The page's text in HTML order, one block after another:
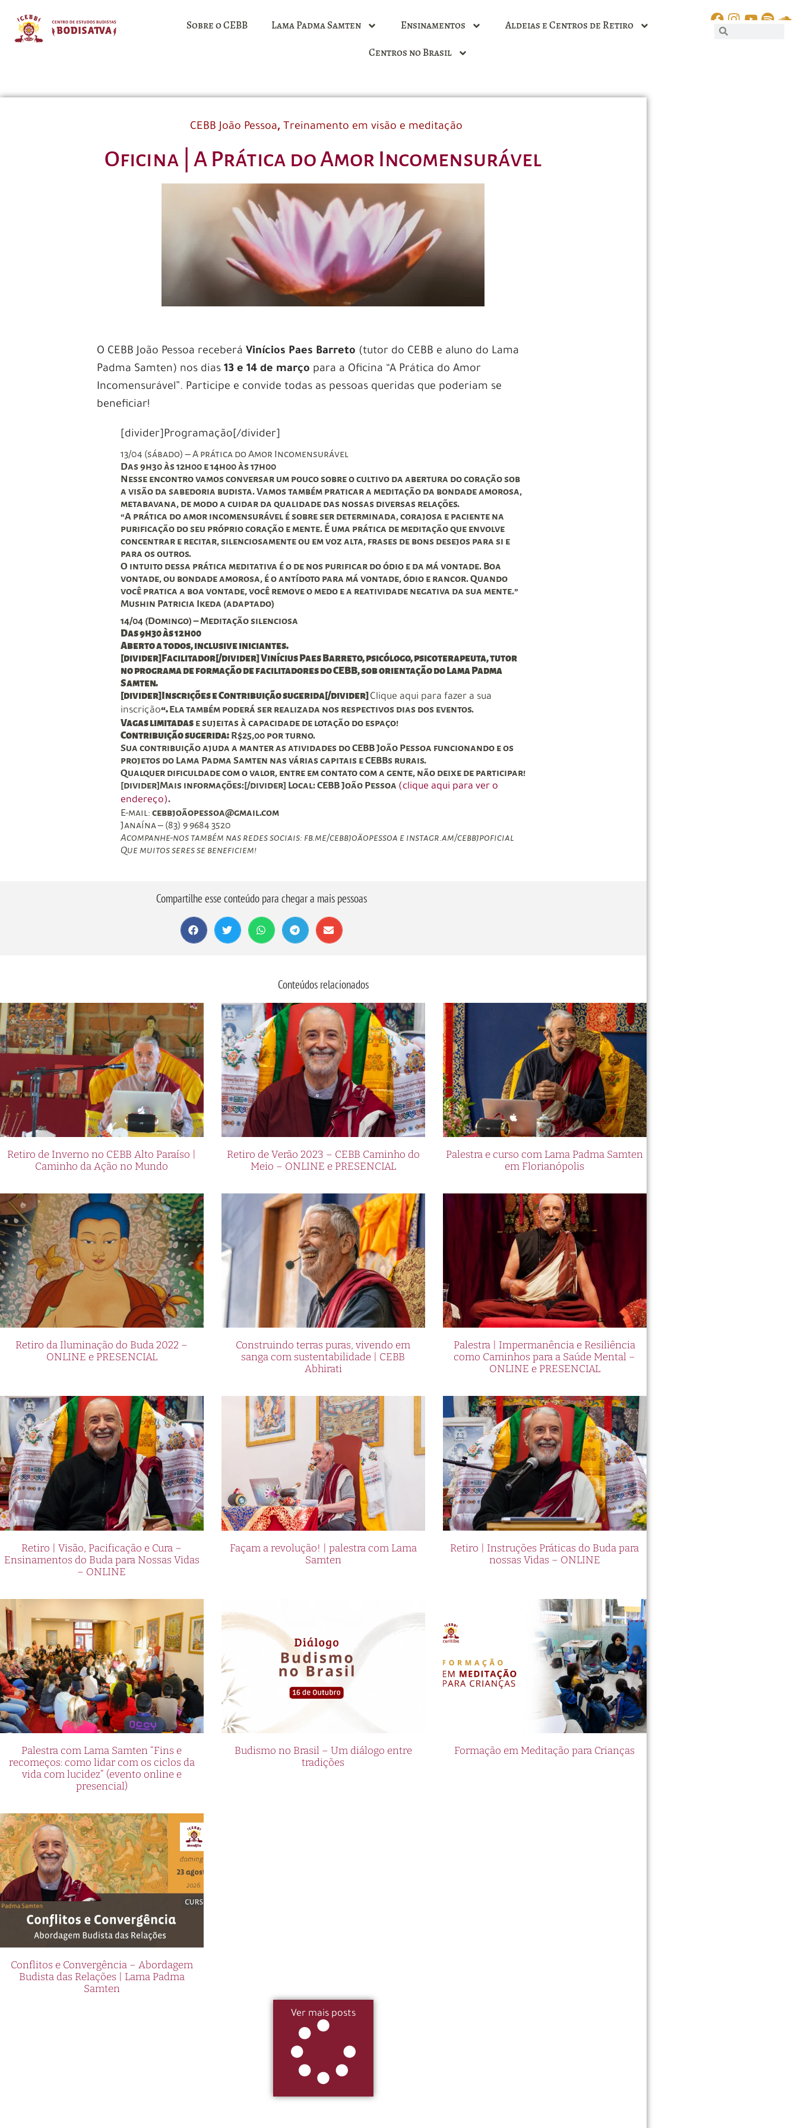
Sobre o CEBB Lama Padma Samten Ensinamentos
Aldeias e Centros de Retiro
Centros no Brasil
CEBB João Pessoa, Treinamento em visão e meditação
Oficina | A Prática do Amor Incomensurável
O CEBB João Pessoa receberáVinícios Paes Barreto (tutor do CEBB e aluno do Lama
Padma Samten) nos dias13 e 14 de março para a Oficina “A Prática do Amor
Incomensurável”. Participe e convide todas as pessoas queridas que poderiam se
beneficiar!
[divider]Programação[/divider]
13/04 (sábado) – A prática do Amor Incomensurável
Das 9h30 às 12h00 e 14h00 às 17h00
Nesse encontro vamos conversar um pouco sobre o cultivo da abertura do coração sob
a visão da sabedoria budista. Vamos também praticar a meditação da bondade amorosa,
metabavana, de modo a cuidar da qualidade das nossas diversas relações.
“A prática do amor incomensurável é sobre ser determinada, corajosa e paciente na
purificação do seu próprio coração e mente. É uma prática de meditação que envolve
concentrar e recitar, silenciosamente ou em voz alta, frases de bons desejos para si e
para os outros.
O intuito dessa prática meditativa é o de nos purificar do ódio e da má vontade. Boa
vontade, ou bondade amorosa, é o antídoto para má vontade, ódio e rancor. Quando
você pratica a boa vontade, você remove o medo e a reatividade negativa da sua mente.”
Mushin Patricia Ikeda (adaptado)
14/04 (Domingo) – Meditação silenciosa
Das 9h30 às 12h00
Aberto a todos, inclusive iniciantes.
[divider]Facilitador[/divider] Vinícius Paes Barreto, psicólogo, psicoterapeuta, tutor
no programa de formação de facilitadores do CEBB, sob orientação do Lama Padma
Samten.
[divider]Inscrições e Contribuição sugerida[/divider]Clique aqui para fazer a sua
inscrição“.Elatambém poderá ser realizada nos respectivos dias dos eventos.
Vagas limitadas e sujeitas à capacidade de lotação do espaço!
Contribuição sugerida: R$25,00 por turno.
Sua contribuição ajuda a manter as atividades do CEBB João Pessoa funcionando e os
projetos do Lama Padma Samten nas várias capitais e CEBBs rurais.
Qualquer dificuldade com o valor, entre em contato com a gente, não deixe de participar!
[divider]Mais informações:[/divider] Local: CEBB João Pessoa (clique aqui para ver o
endereço).
E-mail:cebbjoãopessoa@gmail.com
Janaína – (83) 9 9684 3520
Acompanhe-nos também nas redes sociais: fb.me/cebbjoãopessoa e instagr.am/cebbjpoficial
Que muitos seres se beneficiem!
Compartilhe esse conteúdo para chegar a mais pessoas
Conteúdos relacionados
Retiro de Inverno no CEBB Alto Paraíso |
Caminho da Ação no Mundo
Retiro de Verão 2023 – CEBB Caminho do
Meio – ONLINE e PRESENCIAL
Palestra e curso com Lama Padma Samten
em Florianópolis
Retiro da Iluminação do Buda 2022 –
ONLINE e PRESENCIAL
Construindo terras puras, vivendo em
sanga com sustentabilidade | CEBB
Abhirati
Palestra | Impermanência e Resiliência
como Caminhos para a Saúde Mental –
ONLINE e PRESENCIAL
Retiro | Visão, Pacificação e Cura –
Ensinamentos do Buda para Nossas Vidas
– ONLINE
Façam a revolução! | palestra com Lama
Samten
Retiro | Instruções Práticas do Buda para
nossas Vidas – ONLINE
Palestra com Lama Samten “Fins e
recomeços: como lidar com os ciclos da
vida com lucidez” (evento online e
presencial)
Budismo no Brasil – Um diálogo entre
tradições
Formação em Meditação para Crianças
Conflitos e Convergência – Abordagem
Budista das Relações | Lama Padma
Samten
Ver mais posts